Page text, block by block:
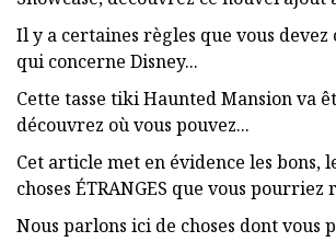
Il y a certaines règles que vous devez
qui concerne Disney...
Cette tasse tiki Haunted Mansion va
découvrez où vous pouvez...
Cet article met en évidence les bons,
choses ÉTRANGES que vous
Nous parlons ici de choses dont vous